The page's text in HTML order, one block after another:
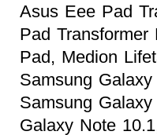
Asus Eee Pad
Pad
Pad, Medion
Samsung
Samsung
Galaxy Note